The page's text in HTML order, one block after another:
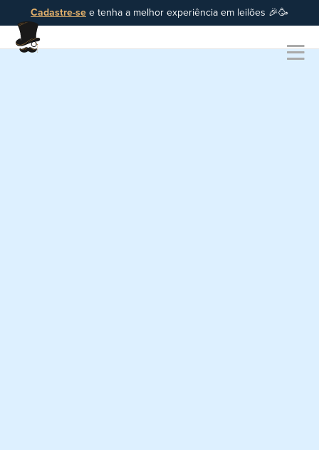
Cadastre-se e tenha a melhor experiência em leilões 🎉🥳